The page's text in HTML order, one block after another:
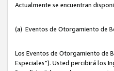
Actualmente se encuentran
(a) Eventos de Otorgamiento de
Los Eventos de Otorgamiento de
Especiales”). Usted percibirá los